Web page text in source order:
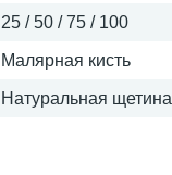
25 / 50 / 75 / 100
Малярная кисть
Натуральная щетина